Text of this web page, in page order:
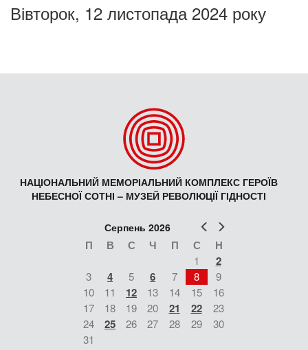
Вівторок, 12 листопада 2024 року
НАЦІОНАЛЬНИЙ МЕМОРІАЛЬНИЙ КОМПЛЕКС ГЕРОЇВ
НЕБЕСНОЇ СОТНІ – МУЗЕЙ РЕВОЛЮЦІЇ ГІДНОСТІ
Попер
Серпень 2026
П В С Ч П С Н
1 2
3 4 5 6 7 8
9
10
11 12 13 14 15
16
17
18 19 20 21 22
23
24
25 26 27 28 29
30
31